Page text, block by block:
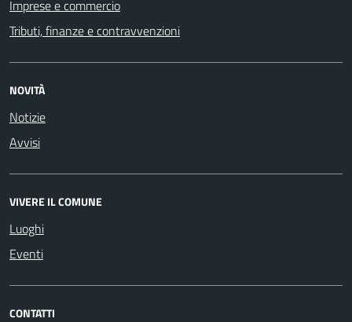
Imprese e commercio
Tributi, finanze e contravvenzioni
NOVITÀ
Notizie
Avvisi
VIVERE IL COMUNE
Luoghi
Eventi
CONTATTI